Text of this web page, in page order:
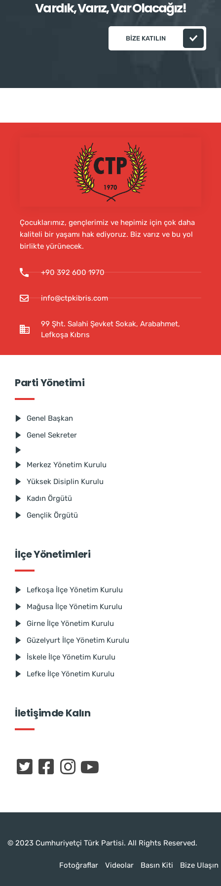
Vardık, Varız, Var Olacağız!
BIZE KATILIN
Çocuklarımız, gençlerimiz ve hepimiz için çok daha
kaliteli bir yaşamı hak ediyoruz. Biz varız ve bu yol
birlikte yürünecek.
+90 392 600 1970
info@ctpkibris.com
99 Şht. Salahi Şevket Sokak, Arabahmet,
Lefkoşa Kıbrıs
Parti Yönetimi
Genel Başkan
Genel Sekreter
Merkez Yönetim Kurulu
Yüksek Disiplin Kurulu
Kadın Örgütü
Gençlik Örgütü
İlçe Yönetimleri
Lefkoşa İlçe Yönetim Kurulu
Mağusa İlçe Yönetim Kurulu
Girne İlçe Yönetim Kurulu
Güzelyurt İlçe Yönetim Kurulu
İskele İlçe Yönetim Kurulu
Lefke İlçe Yönetim Kurulu
İletişimde Kalın
© 2023 Cumhuriyetçi Türk Partisi. All Rights Reserved.
Fotoğraflar Videolar Basın Kiti Bize Ulaşın